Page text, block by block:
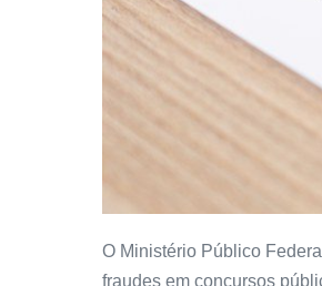
O Ministério Público
fraudes em concursos